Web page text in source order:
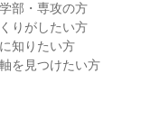
部・専攻の方
りがしたい方
知りたい方
を見つけたい方